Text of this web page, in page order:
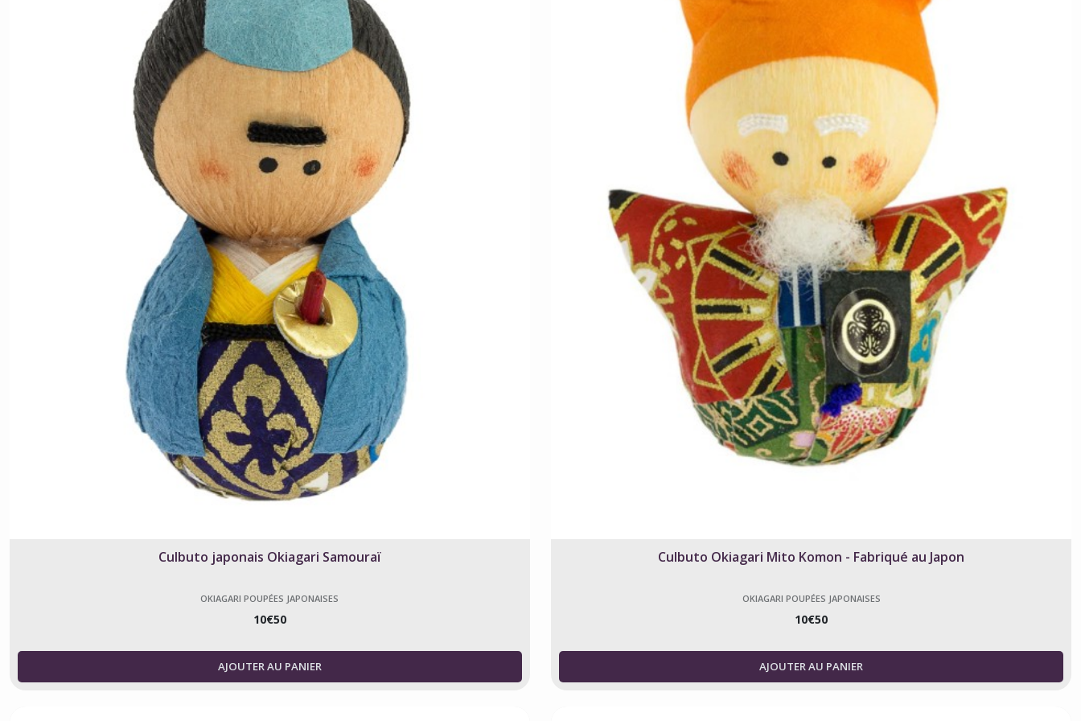
Culbuto japonais Okiagari Samouraï
OKIAGARI POUPÉES JAPONAISES
10€50
AJOUTER AU PANIER
Culbuto Okiagari Mito Komon - Fabriqué au Japon
OKIAGARI POUPÉES JAPONAISES
10€50
AJOUTER AU PANIER